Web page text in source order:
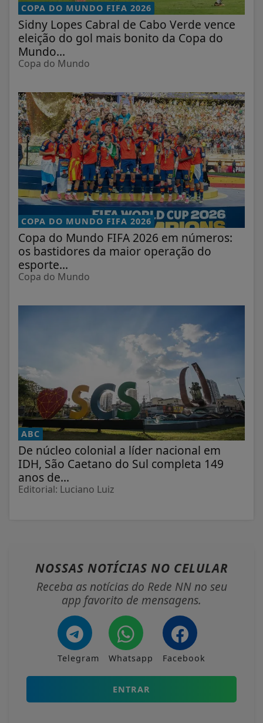
COPA DO MUNDO FIFA 2026
Sidny Lopes Cabral de Cabo Verde vence
eleição do gol mais bonito da Copa do
Mundo...
Copa do Mundo
COPA DO MUNDO FIFA 2026
Copa do Mundo FIFA 2026 em números:
os bastidores da maior operação do
esporte...
Copa do Mundo
ABC
De núcleo colonial a líder nacional em
IDH, São Caetano do Sul completa 149
anos de...
Editorial: Luciano Luiz
NOSSAS NOTÍCIAS NO CELULAR
Receba as notícias do Rede NN no seu
app favorito de mensagens.
Telegram Whatsapp Facebook
ENTRAR